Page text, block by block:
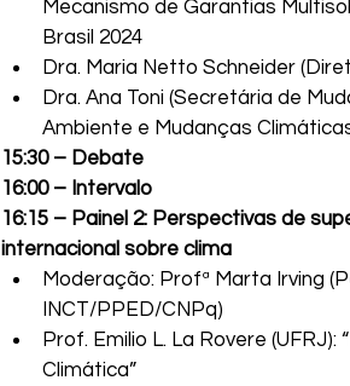
Mecanismo de Garantias
Brasil 2024
Dra. Maria Netto Schneider
Dra. Ana Toni (Secretária de
Ambiente e Mudanças
15:30 – Debate
16:00 – Intervalo
16:15 – Painel 2: Perspectivas de
internacional sobre clima
Moderação: Profª Marta Irving
INCT/PPED/CNPq)
Prof. Emilio L. La Rovere
Climática”